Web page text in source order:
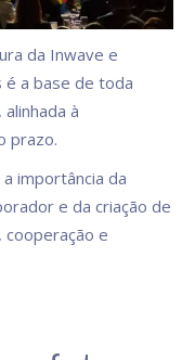
da Inwave e
a base de toda
à
prazo.
importância da
e da criação de
cooperação e